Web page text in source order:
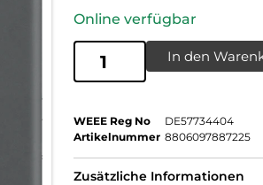
Online verfügbar
In den
WEEE Reg No
DE57734404
Artikelnummer 8806097887225
Zusätzliche Informationen